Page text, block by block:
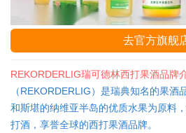
去官方旗舰
REKORDERLIG瑞可德林西打果酒品牌
（REKORDERLIG）是瑞典知名的果酒
和斯堪的纳维亚半岛的优质水果为原料
打酒，享誉全球的西打果酒品牌。